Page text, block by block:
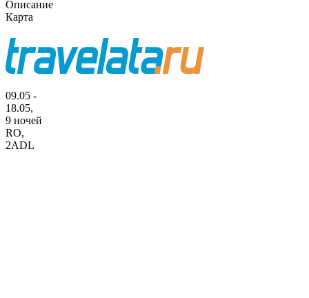
Описание
Карта
09.05 -
18.05,
9 ночей
RO,
2ADL